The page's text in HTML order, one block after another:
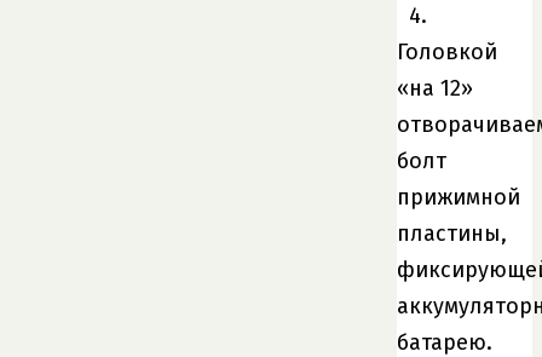
4.
Головкой
«на 12»
болт
прижимной
пластины,
батарею.